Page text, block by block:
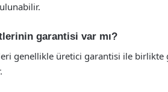
garantisi var mı?
genellikle üretici garantisi ile